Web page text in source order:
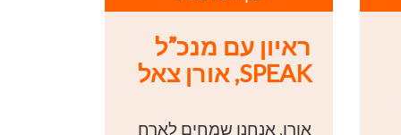
ראיון עם מנכ”ל
SPEAK, אורן צאל
אורן, אנחנו שמחים לארח